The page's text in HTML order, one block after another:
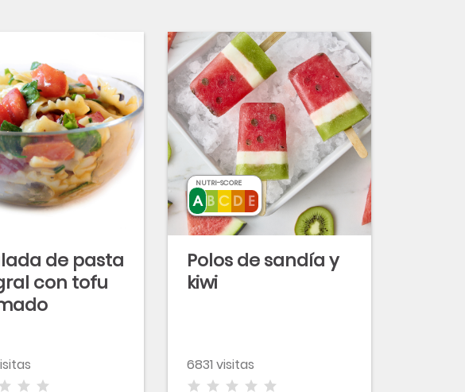
de pasta
con tofu
Polos de sandía y
kiwi
6831 visitas
NUTRI-SCORE